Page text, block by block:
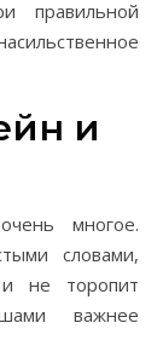
правильной
и
многое.
словами,
не торопит
важнее